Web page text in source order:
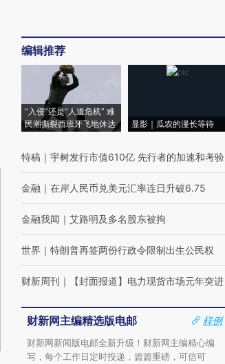
编辑推荐
“入侵”还是“人道危机” 难
民潮撕裂西班牙飞地休达
显影｜瓜农的漫长等待
特稿 ｜ 宇树发行市值610亿 先行者的加速和考验
金融 ｜ 在岸人民币兑美元汇率连日升破6.75
金融我闻 ｜ 艾路明及多名股东被拘
世界 ｜ 特朗普再签两份行政令限制出生公民权
财新周刊 ｜ 【封面报道】电力现货市场元年突进
财新网主编精选版电邮
样例
财新网新闻版电邮全新升级！财新网主编精心编
写，每个工作日定时投递，篇篇重磅，可信可